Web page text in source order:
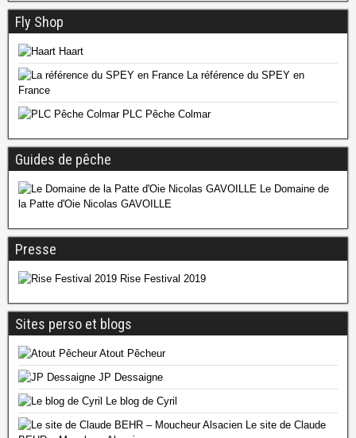
Fly Shop
Haart
La référence du SPEY en
France
PLC Pêche Colmar
Guides de pêche
Le Domaine de
la Patte d'Oie Nicolas GAVOILLE
Presse
Rise Festival 2019
Sites perso et blogs
Atout Pêcheur
JP Dessaigne
Le blog de Cyril
Le site de Claude